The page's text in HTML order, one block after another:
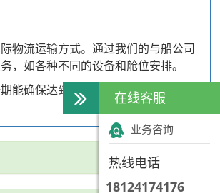
物流运输方式。通过我们的与船公司
如各种不同的设备和舱位安排。
确保达到客户要求的最后期限及承
在线客服
业务咨询
热线电话
18124174176